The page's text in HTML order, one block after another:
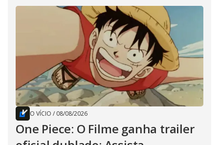
O VÍCIO / 08/08/2026
One Piece: O Filme ganha trailer